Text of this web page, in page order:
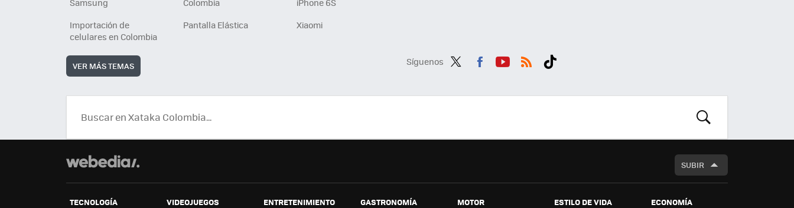
Síguenos
ter
ebo tub
ok
Importación de
celulares en Colombia
Pantalla Elástica Xiaomi
VER MÁS TEMAS
BUSCAR
SUBIR
TECNOLOGÍA VIDEOJUEGOS ENTRETENIMIENTO GASTRONOMÍA MOTOR ESTILO DE VIDA ECONOMÍA